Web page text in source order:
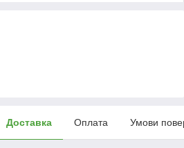
Доставка Оплата Умови